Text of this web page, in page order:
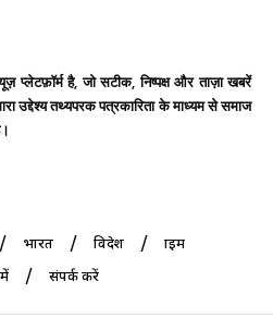
प्लेटफ़ॉर्म है, जो सटीक, निष्पक्ष और ताज़ा खबरें
उद्देश्य तथ्यपरक पत्रकारिता के माध्यम से समाज
भारत विदेश
क्राइम
संपर्क करें